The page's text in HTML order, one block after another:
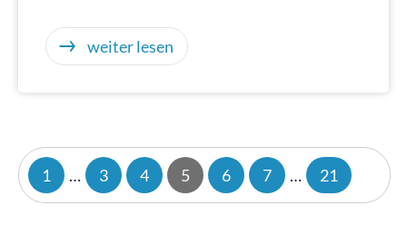
weiter lesen
1 … 3 4 5 6 7 … 21